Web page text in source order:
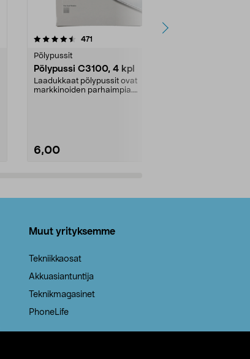
471
Pölypussit
Pölypussi C3100, 4 kpl
Laadukkaat pölypussit ovat
markkinoiden parhaimpia.
6,00
4.5viidestä
Muut yrityksemme
Tekniikkaosat
Akkuasiantuntija
Teknikmagasinet
PhoneLife